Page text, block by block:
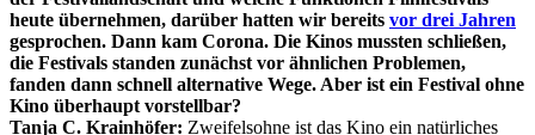
heute übernehmen, darüber hatten wir bereits vor drei Jahren
gesprochen. Dann kam Corona. Die Kinos mussten schließen,
die Festivals standen zunächst vor ähnlichen Problemen,
fanden dann schnell alternative Wege. Aber ist ein Festival ohne
Kino überhaupt vorstellbar?
Tanja C. Krainhöfer: Zweifelsohne ist das Kino ein natürliches